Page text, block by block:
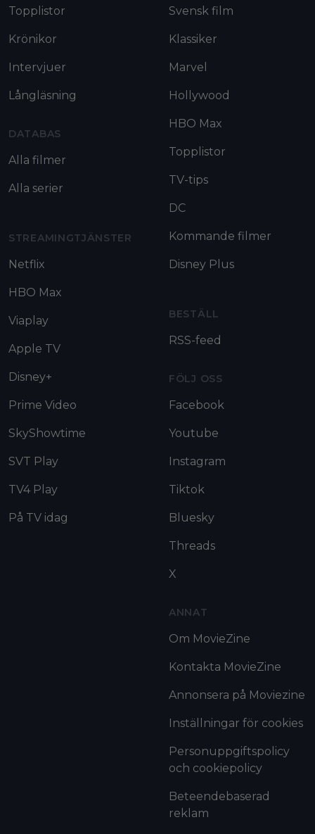
Topplistor
Krönikor
Intervjuer
Långläsning
DATABAS
Alla filmer
Alla serier
STREAMINGTJÄNSTER
Netflix
HBO Max
Viaplay
Apple TV
Disney+
Prime Video
SkyShowtime
SVT Play
TV4 Play
På TV idag
Svensk film
Klassiker
Marvel
Hollywood
HBO Max
Topplistor
TV-tips
DC
Kommande filmer
Disney Plus
BESTÄLL
RSS-feed
FÖLJ OSS
Facebook
Youtube
Instagram
Tiktok
Bluesky
Threads
X
ANNAT
Om MovieZine
Kontakta MovieZine
Annonsera på Moviezine
Inställningar för cookies
Personuppgiftspolicy
och cookiepolicy
Beteendebaserad
reklam